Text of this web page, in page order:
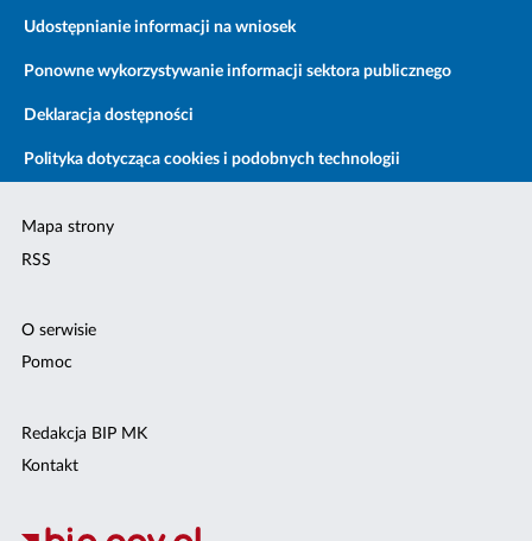
Udostępnianie informacji na wniosek
Ponowne wykorzystywanie informacji sektora publicznego
Deklaracja dostępności
Polityka dotycząca cookies i podobnych technologii
Mapa strony
RSS
O serwisie
Pomoc
Redakcja BIP MK
Kontakt